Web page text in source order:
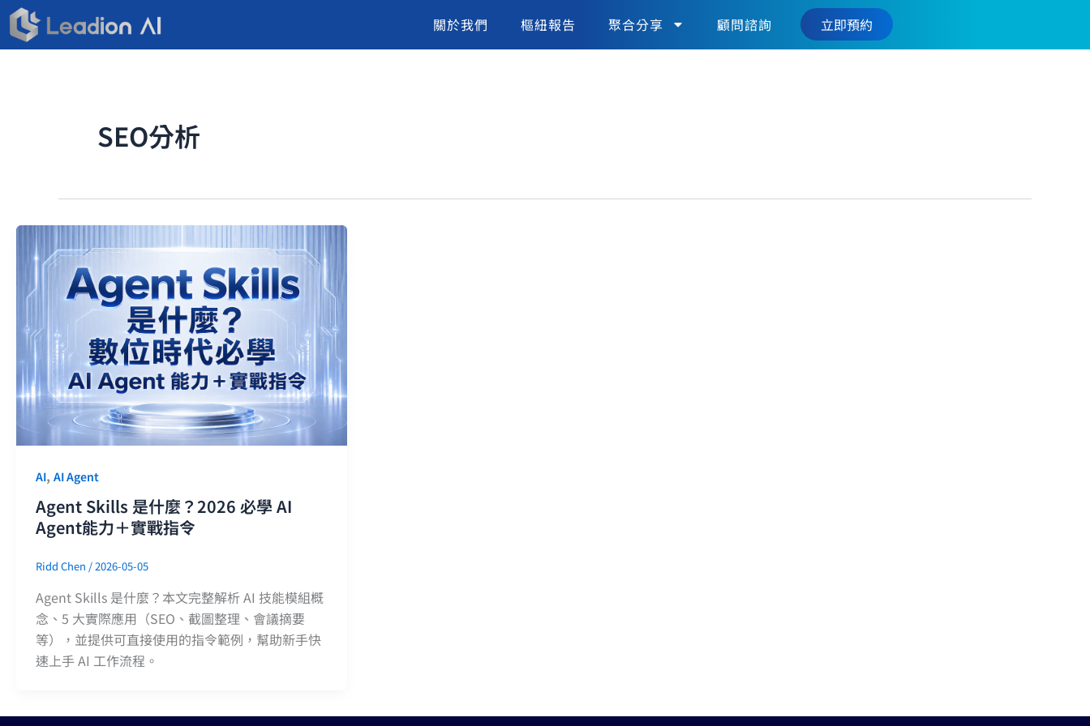
跳
至
主
關於我們 樞紐報告 聚合分享 顧問諮詢 立即預約
SEO分析
AI, AI Agent
Agent Skills 是什麼？2026 必學 AI
Agent能力＋實戰指令
Ridd Chen /2026-05-05
Agent Skills 是什麼？本文完整解析 AI 技能模組概
念、5 大實際應用（SEO、截圖整理、會議摘要
等），並提供可直接使用的指令範例，幫助新手快
速上手 AI 工作流程。